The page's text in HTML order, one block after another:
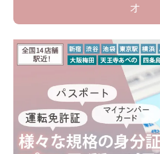
オ